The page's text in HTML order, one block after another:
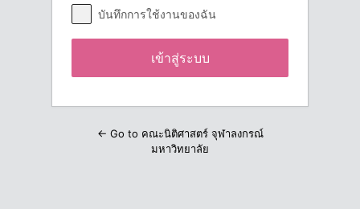
บันทึกการใช้งานของฉัน
← Go to คณะนิติศาสตร์ จุฬาลงกรณ์
มหาวิทยาลัย